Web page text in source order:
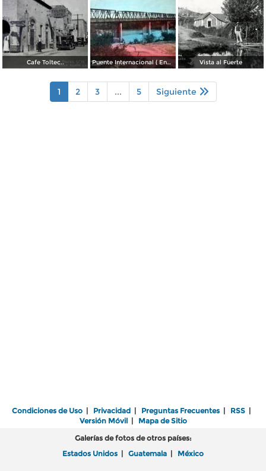
Cafe Toltec.. Puente Internacional ( Enviada el 4 de Mayo de 1945 ). Vista al Fuerte
1 2 3 ... 5 Siguiente
Condiciones de Uso | Privacidad | Preguntas Frecuentes | RSS |
Versión Móvil| Mapa de Sitio
Galerías de fotos de otros países:
Estados Unidos | Guatemala | México